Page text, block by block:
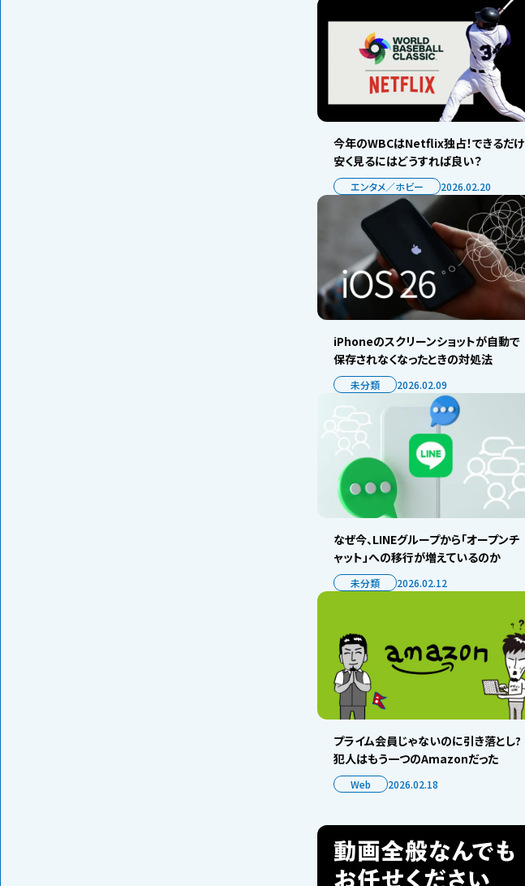
今年のWBCはNetflix独占！できるだけ
安く見るにはどうすれば良い？
エンタメ／ホビー 2026.02.20
iPhoneのスクリーンショットが自動で
保存されなくなったときの対処法
未分類 2026.02.09
なぜ今、LINEグループから「オープンチ
ャット」への移行が増えているのか
未分類 2026.02.12
プライム会員じゃないのに引き落とし?
犯人はもう一つのAmazonだった
Web 2026.02.18